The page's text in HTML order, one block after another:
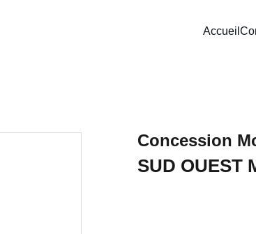
Accueil
Concession
SUD OUEST